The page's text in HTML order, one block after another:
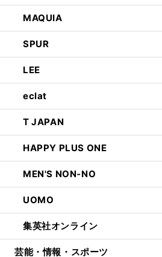
MAQUIA
SPUR
LEE
eclat
T JAPAN
HAPPY PLUS ONE
MEN'S NON-NO
UOMO
集英社オンライン
芸能・情報・スポーツ